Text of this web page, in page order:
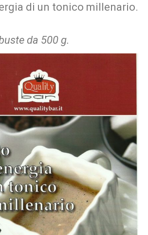
di un tonico millenario.
da 500 g.